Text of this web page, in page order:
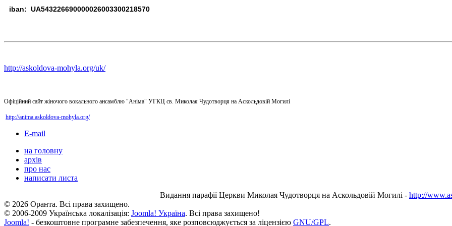
iban: UA543226690000026003300218570
http://askoldova-mohyla.org/uk/
Офіційний сайт жіночого вокального ансамблю "Аніма" УГКЦ св. Миколая Чудотворця на Аскольдовій Могилі
http://anima.askoldova-mohyla.org/
E-mail
на головну
архів
про нас
написати листа
Видання парафії Церкви Миколая Чудотворця на Аскольдовій Могилі - http://
© 2026 Оранта. Всі права захищено.
© 2006-2009 Українська локалізація: Joomla! Україна. Всі права захищено!
Joomla! - безкоштовне програмне забезпечення, яке розповсюджується за ліцензією GNU/GPL.